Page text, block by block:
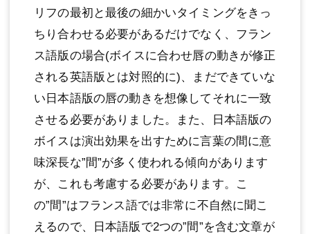
リフの最初と最後の細かいタイミングをきっ
ちり合わせる必要があるだけでなく、フラン
ス語版の場合(ボイスに合わせ唇の動きが修正
される英語版とは対照的に)、まだできていな
い日本語版の唇の動きを想像してそれに一致
させる必要がありました。また、日本語版の
ボイスは演出効果を出すために言葉の間に意
味深長な”間”が多く使われる傾向があります
が、これも考慮する必要があります。こ
の”間”はフランス語では非常に不自然に聞こ
えるので、日本語版で2つの”間”を含む文章が